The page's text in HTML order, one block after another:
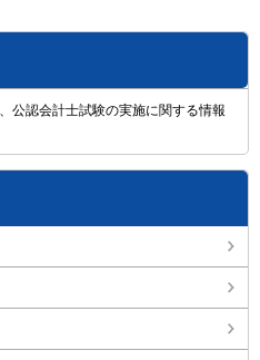
公認会計士試験の実施に関する情報